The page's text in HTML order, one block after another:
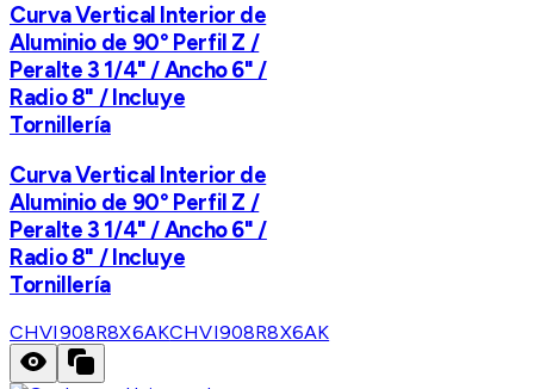
Curva Vertical Interior de
Aluminio de 90° Perfil Z /
Peralte 3 1/4" / Ancho 6" /
Radio 8" / Incluye
Tornillería
Curva Vertical Interior de
Aluminio de 90° Perfil Z /
Peralte 3 1/4" / Ancho 6" /
Radio 8" / Incluye
Tornillería
CHVI908R8X6AKCHVI908R8X6AK